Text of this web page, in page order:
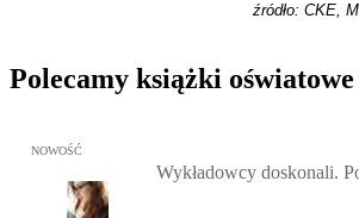
źródło: CKE,
Polecamy książki
Przejdź do: Wykładowcy doskonali.
NOWOŚĆ
Wykładowcy doskonali.